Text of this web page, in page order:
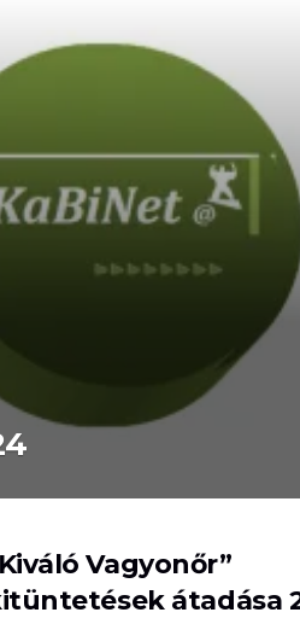
Vagyonőr”
átadása